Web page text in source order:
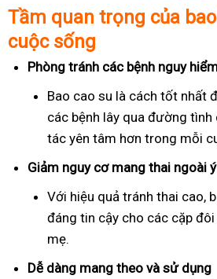
Tầm quan trọng của
cuộc sống
Phòng tránh các bệnh nguy
Bao cao su là cách tốt nhất
các bệnh lây qua đường tình
tác yên tâm hơn trong mỗi
Giảm nguy cơ mang thai ngoài
Với hiệu quả tránh thai cao,
đáng tin cậy cho các cặp
mẹ.
Dễ dàng mang theo và sử dụng